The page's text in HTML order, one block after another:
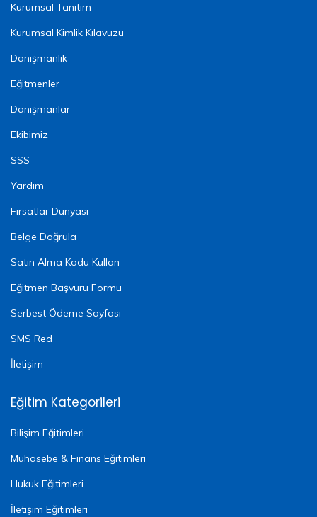
Kurumsal Tanıtım
Kurumsal Kimlik Kılavuzu
Danışmanlık
Eğitmenler
Danışmanlar
Ekibimiz
SSS
Yardım
Fırsatlar Dünyası
Belge Doğrula
Satın Alma Kodu Kullan
Eğitmen Başvuru Formu
Serbest Ödeme Sayfası
SMS Red
İletişim
Eğitim Kategorileri
Bilişim Eğitimleri
Muhasebe & Finans Eğitimleri
Hukuk Eğitimleri
İletişim Eğitimleri